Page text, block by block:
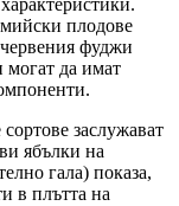
плодове
фуджи
могат да имат
заслужават
ябълки на
гала) показа,
в плътта на